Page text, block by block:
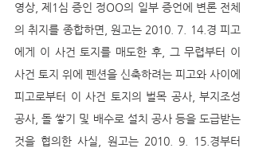
영상, 제1심 증인 정OO의 일부 증언에 변론 전체
의 취지를 종합하면, 원고는 2010. 7. 14.경 피고
에게 이 사건 토지를 매도한 후, 그 무렵부터 이
사건 토지 위에 펜션을 신축하려는 피고와 사이에
피고로부터 이 사건 토지의 벌목 공사, 부지조성
공사, 돌 쌓기 및 배수로 설치 공사 등을 도급받는
것을 협의한 사실, 원고는 2010. 9. 15.경부터